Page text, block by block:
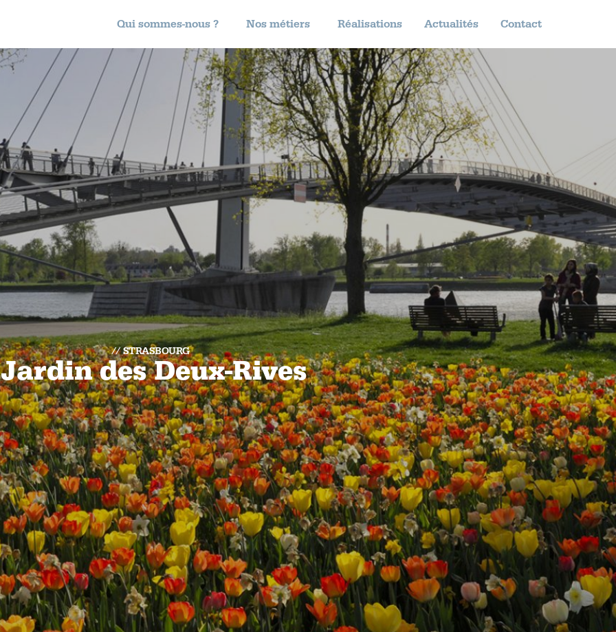
Qui sommes-nous ? Nos métiers Réalisations Actualités Contact
STRASBOURG
Jardin des Deux-Rives